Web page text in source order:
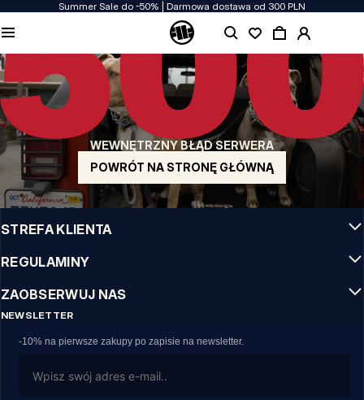
Summer Sale do -50% | Darmowa dostawa od 300 PLN
WEWNĘTRZNY BŁĄD SERWERA
POWRÓT NA STRONĘ GŁÓWNĄ
JAKOŚĆ TO DLA NAS PRIORYTET
Naszą odzież produkujemy z pasją! Nie idziemy na kompromis w kwestiach
wytrzymałości, długowieczności materiałów i dbałości o detal.
US ORIGIN
Nasze korzenie sięgają San Diego z poczatku lat 90-tych XX wieku. Nasz styl jest
surowy, autentyczny i stanowczy.
MARKA Z CHARAKTEREM
Nasze kolekcje wybierają sportowcy, fighterzy i uparci indywidualiści.
INFO
STREFA KLIENTA
REGULAMINY
ZAOBSERWUJ NAS
NEWSLETTER
-10% na pierwsze zakupy po zapisie na newsletter.